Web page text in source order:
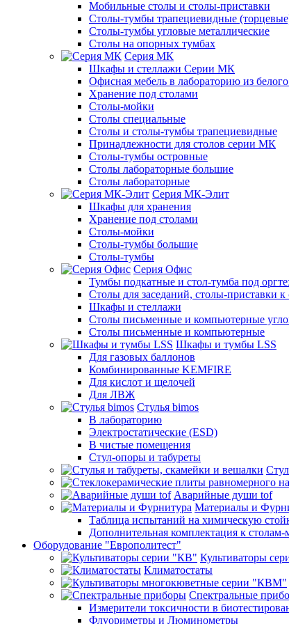
Мобильные столы и столы-приставки
Столы-тумбы трапециевидные
Столы-тумбы угловые металлические
Столы на опорных тумбах
Серия МК
Шкафы и стеллажи Серии МК
Офисная мебель в лабораторию из
Хранение под столами
Столы-мойки
Столы специальные
Столы и столы-тумбы трапециевидные
Принадлежности для столов серии МК
Столы-тумбы островные
Столы лабораторные большие
Столы лабораторные
Серия МК-Элит
Шкафы для хранения
Хранение под столами
Столы-мойки
Столы-тумбы большие
Столы-тумбы
Серия Офис
Тумбы подкатные и стол-тумба под
Столы для заседаний, столы-приставки к
Шкафы и стеллажи
Столы письменные и компьютерные
Столы письменные и компьютерные
Шкафы и тумбы LSS
Для газовых баллонов
Комбинированные KEMFIRE
Для кислот и щелочей
Для ЛВЖ
Стулья bimos
В лабораторию
Электростатические (ESD)
В чистые помещения
Стул-опоры и табуреты
Аварийные души tof
Материалы и
Таблица испытаний на химическую
Дополнительная комплектация к
Оборудование "Европолитест"
Культиваторы
Климатостаты
Спектральные
Измерители токсичности в
Флуориметры и Люминометры